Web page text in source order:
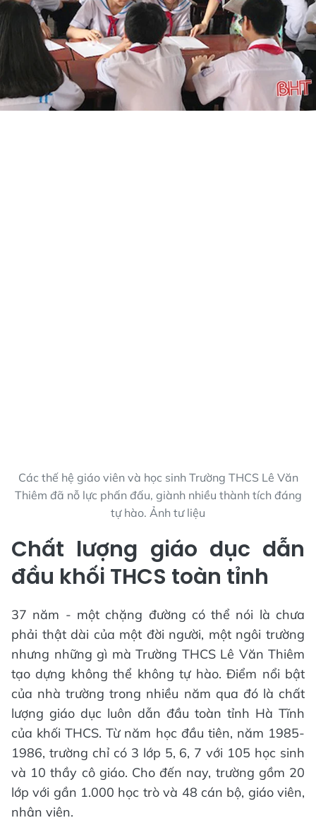
Các thế hệ giáo viên và học sinh Trường THCS Lê Văn
Thiêm đã nỗ lực phấn đấu, giành nhiều thành tích đáng
tự hào. Ảnh tư liệu
Chất lượng giáo dục dẫn
đầu khối THCS toàn tỉnh
37 năm - một chặng đường có thể nói là chưa
phải thật dài của một đời người, một ngôi trường
nhưng những gì mà Trường THCS Lê Văn Thiêm
tạo dựng không thể không tự hào. Điểm nổi bật
của nhà trường trong nhiều năm qua đó là chất
lượng giáo dục luôn dẫn đầu toàn tỉnh Hà Tĩnh
của khối THCS. Từ năm học đầu tiên, năm 1985-
1986, trường chỉ có 3 lớp 5, 6, 7 với 105 học sinh
và 10 thầy cô giáo. Cho đến nay, trường gồm 20
lớp với gần 1.000 học trò và 48 cán bộ, giáo viên,
nhân viên.